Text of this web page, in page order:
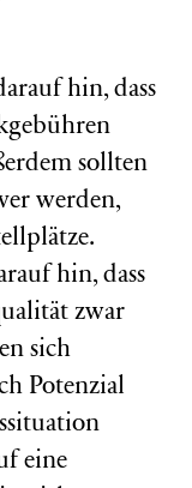
hin, dass
sollten
werden,
hin, dass
zwar
sich
Potenzial
eine